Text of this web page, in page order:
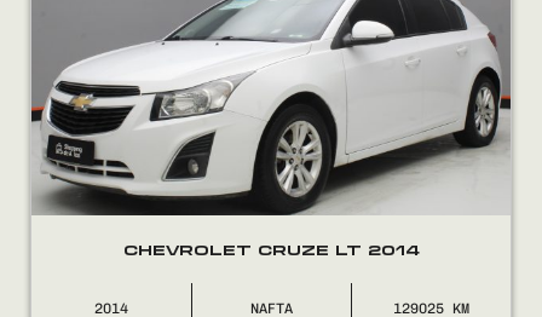
CHEVROLET CRUZE LT 2014
2014 NAFTA 129025